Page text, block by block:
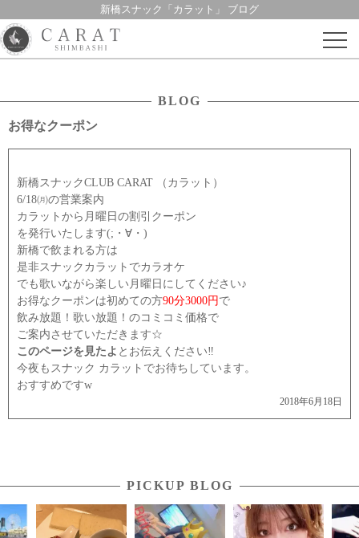
新橋スナック「カラット」 ブログ
Skip
BLOG
お得なクーポン
新橋スナックCLUB CARAT （カラット）
6/18㈪の営業案内
カラットから月曜日の割引クーポン
を発行いたします(;・∀・)
新橋で飲まれる方は
是非スナックカラットでカラオケ
でも歌いながら楽しい月曜日にしてください♪
お得なクーポンは初めての方90分3000円 で
飲み放題！歌い放題！のコミコミ価格で
ご案内させていただきます☆
このページを見たよ とお伝えください‼
今夜もスナック カラットでお待ちしています。
おすすめですw
2018年6月18日
PICKUP BLOG